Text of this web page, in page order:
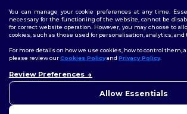
You can manage your cookie preferences at any time.
necessary for the functioning of the website, cannot be
for correct website operation. However, you may choose to
cookies, such as those used for personalisation, analytics, and
For more details on how we use cookies, how to control them,
please review ourCookies Policyand Privacy Policy.
Review Preferences
Allow Essentials
nebo obavy,